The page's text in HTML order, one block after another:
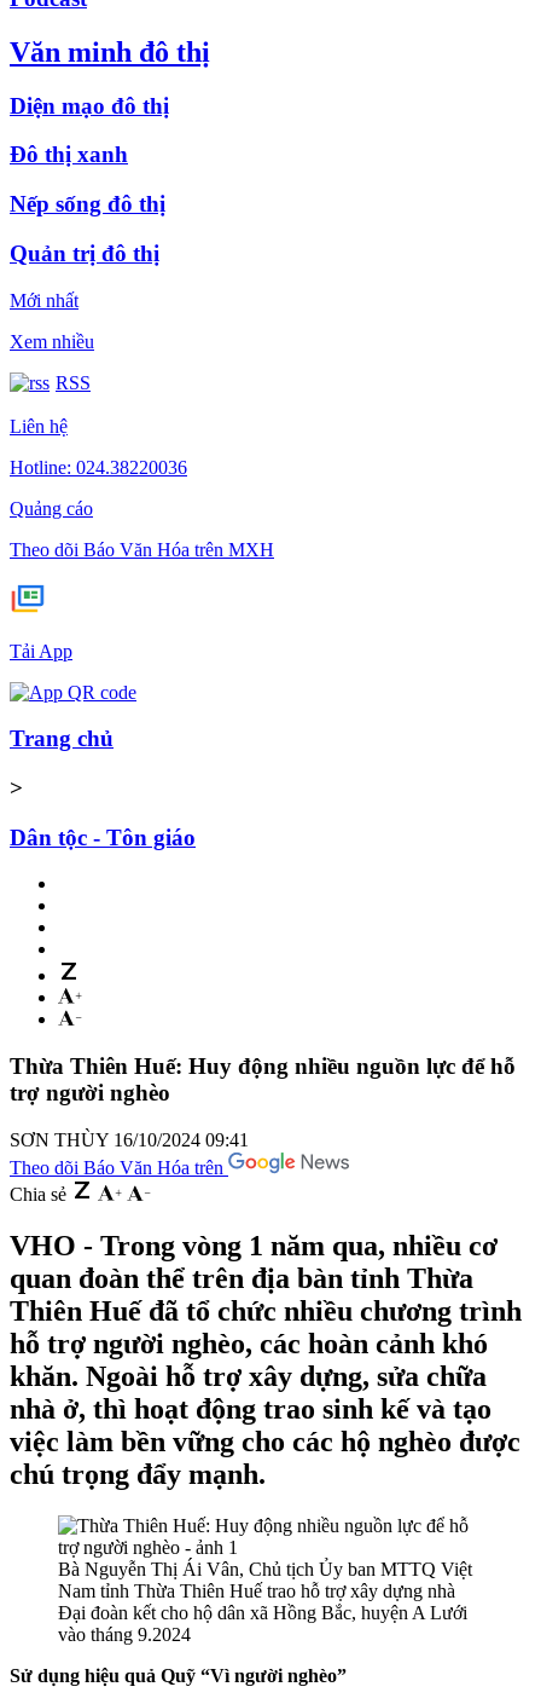
Văn minh đô thị
Diện mạo đô thị
Đô thị xanh
Nếp sống đô thị
Quản trị đô thị
Mới nhất
Xem nhiều
RSS
Liên hệ
Hotline: 024.38220036
Quảng cáo
Theo dõi Báo Văn Hóa trên MXH
Tải App
Trang chủ
>
Dân tộc - Tôn giáo
Thừa Thiên Huế: Huy động nhiều nguồn lực để hỗ
trợ người nghèo
SƠN THÙY 16/10/2024 09:41
Theo dõi Báo Văn Hóa trên
Chia sẻ
VHO - Trong vòng 1 năm qua, nhiều cơ
quan đoàn thể trên địa bàn tỉnh Thừa
Thiên Huế đã tổ chức nhiều chương trình
hỗ trợ người nghèo, các hoàn cảnh khó
khăn. Ngoài hỗ trợ xây dựng, sửa chữa
nhà ở, thì hoạt động trao sinh kế và tạo
việc làm bền vững cho các hộ nghèo được
chú trọng đẩy mạnh.
Bà Nguyễn Thị Ái Vân, Chủ tịch Ủy ban MTTQ Việt
Nam tỉnh Thừa Thiên Huế trao hỗ trợ xây dựng nhà
Đại đoàn kết cho hộ dân xã Hồng Bắc, huyện A Lưới
vào tháng 9.2024
Sử dụng hiệu quả Quỹ “Vì người nghèo”